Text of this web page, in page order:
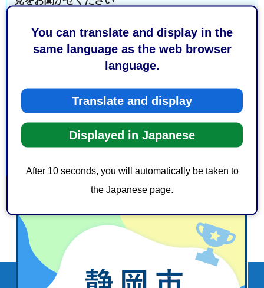
You can translate and display in the
same language as the web browser
language.
Translate and display
Displayed in Japanese
After 10 seconds, you will automatically be taken to
the Japanese page.
このページの情報は役に立ちましたか？
1：役に立った
2：ふつう
3：役に立たなかった
このページの情報は見つけやすかったですか？
1：見つけやすかった
2：ふつう
3：見つけにくかった